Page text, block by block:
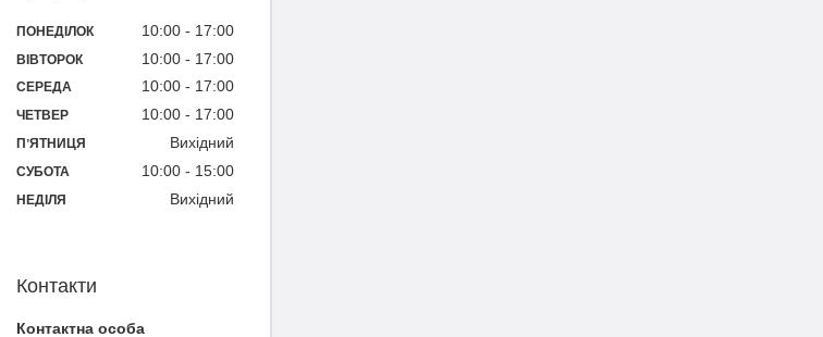
ПОНЕДІЛОК 10:00 17:00
ВІВТОРОК 10:00 17:00
СЕРЕДА 10:00 17:00
ЧЕТВЕР 10:00 17:00
ПʼЯТНИЦЯ Вихідний
СУБОТА 10:00 15:00
НЕДІЛЯ Вихідний
Контакти